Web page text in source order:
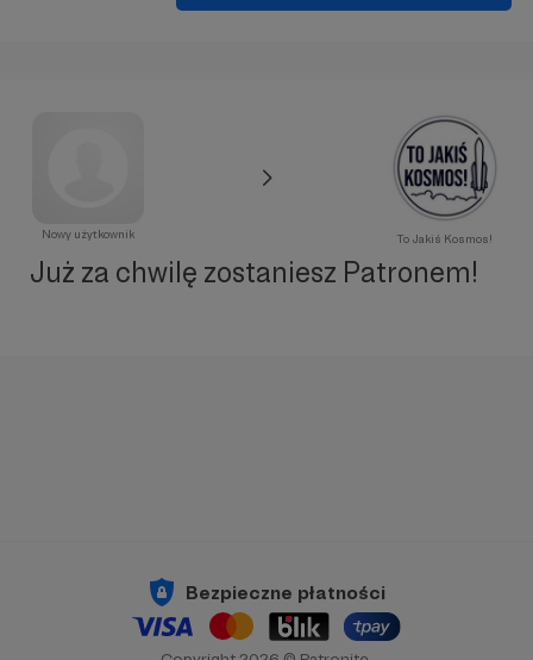
Nowy użytkownik To Jakiś Kosmos!
Już za chwilę zostaniesz Patronem!
Bezpieczne płatności